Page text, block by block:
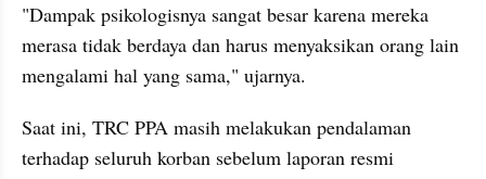
"Dampak psikologisnya sangat besar karena mereka
merasa tidak berdaya dan harus menyaksikan orang lain
mengalami hal yang sama," ujarnya.
Saat ini, TRC PPA masih melakukan pendalaman
terhadap seluruh korban sebelum laporan resmi